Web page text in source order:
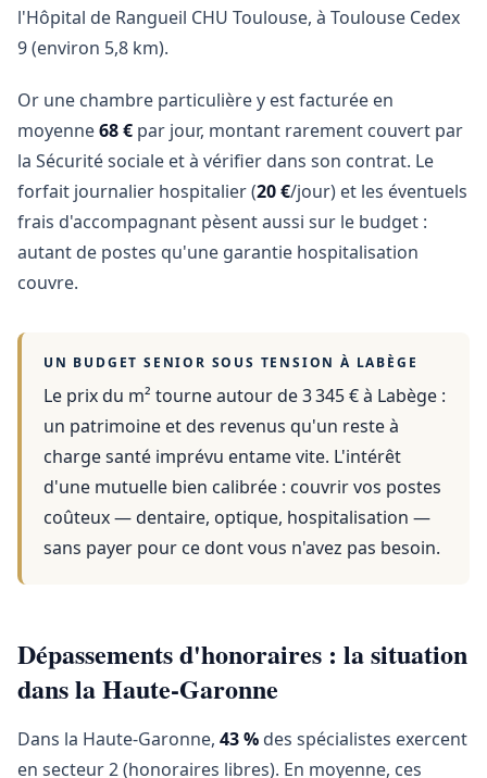
l'Hôpital de Rangueil CHU Toulouse, à Toulouse Cedex
9 (environ 5,8 km).
Or une chambre particulière y est facturée en
moyenne68 € par jour, montant rarement couvert par
la Sécurité sociale et à vérifier dans son contrat. Le
forfait journalier hospitalier (20 €/jour) et les éventuels
frais d'accompagnant pèsent aussi sur le budget :
autant de postes qu'une garantie hospitalisation
couvre.
UN BUDGET SENIOR SOUS TENSION À LABÈGE
Le prix du m² tourne autour de 3 345 €à Labège :
un patrimoine et des revenus qu'un reste à
charge santé imprévu entame vite. L'intérêt
d'une mutuelle bien calibrée : couvrir vos postes
coûteux — dentaire, optique, hospitalisation —
sans payer pour ce dont vous n'avez pas besoin.
Dépassements d'honoraires : la situation
dans la Haute-Garonne
Dans la Haute-Garonne, 43 % des spécialistes exercent
en secteur 2 (honoraires libres). En moyenne, ces